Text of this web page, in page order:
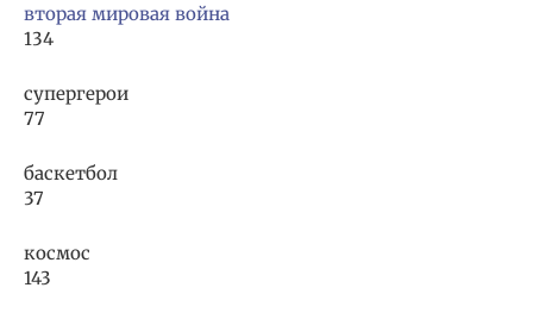
вторая мировая война
134
супергерои
77
баскетбол
37
космос
143